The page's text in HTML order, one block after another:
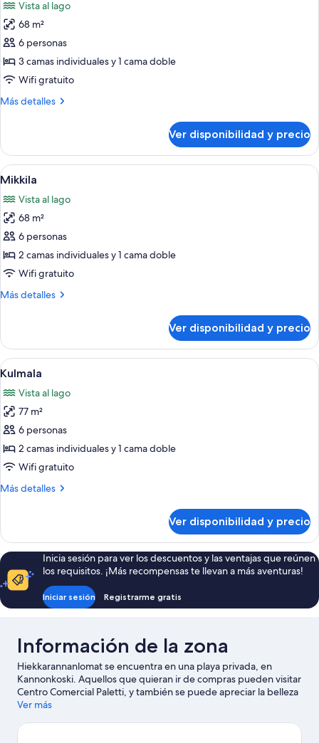
las
fotos
de
Sini
Vista al lago
68 m²
6 personas
3 camas individuales y 1 cama doble
Wifi gratuito
Más detalles
Más
Ver disponibilidad y precio
Ver
todas
las
fotos
de
Mikkila
18
Mikkila
Vista al lago
68 m²
6 personas
2 camas individuales y 1 cama doble
Wifi gratuito
Más detalles
Más
Ver disponibilidad y precio
Ver
todas
las
fotos
de
Kulmala
Una cabaña de troncos con un
16
Kulmala
Vista al lago
77 m²
6 personas
2 camas individuales y 1 cama doble
Wifi gratuito
Más detalles
Más
Ver disponibilidad y precio
Inicia sesión para ver los descuentos y las ventajas que reúnen
los requisitos. ¡Más recompensas te llevan a más aventuras!
Iniciar sesión Registrarme gratis
Información de la zona
Hiekkarannanlomat se encuentra en una playa privada, en
Kannonkoski. Aquellos que quieran ir de compras pueden visitar
Centro Comercial Paletti, y también se puede apreciar la belleza
natural de Parque nacional Pyha-Hakki y Parque Nacional
Las actividades como pesca ofrecen una gran oportunidad de
Ver más